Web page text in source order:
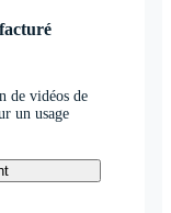
de vidéos de
un usage